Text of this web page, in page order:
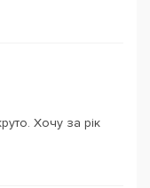
Хочу за рік